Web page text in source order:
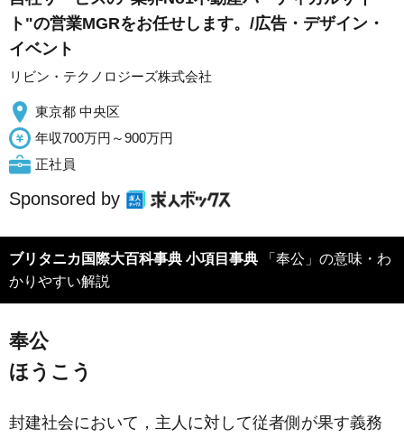
ト"の営業MGRをお任せします。/広告・デザイン・
イベント
リビン・テクノロジーズ株式会社
東京都 中央区
年収700万円～900万円
正社員
Sponsored by
ブリタニカ国際大百科事典 小項目事典
かりやすい解説
奉公
ほうこう
封建社会において，主人に対して従者側が果す義務